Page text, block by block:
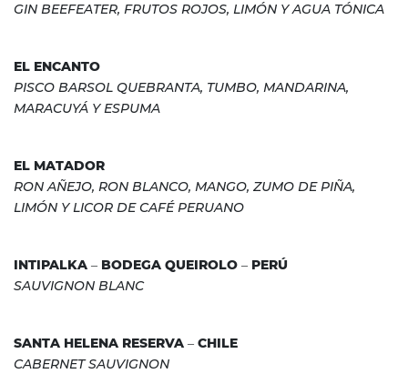
GIN BEEFEATER, FRUTOS ROJOS, LIMÓN Y AGUA TÓNICA
EL ENCANTO
PISCO BARSOL QUEBRANTA, TUMBO, MANDARINA,
MARACUYÁ Y ESPUMA
EL MATADOR
RON AÑEJO, RON BLANCO, MANGO, ZUMO DE PIÑA,
LIMÓN Y LICOR DE CAFÉ PERUANO
INTIPALKA – BODEGA QUEIROLO – PERÚ
SAUVIGNON BLANC
SANTA HELENA RESERVA – CHILE
CABERNET SAUVIGNON